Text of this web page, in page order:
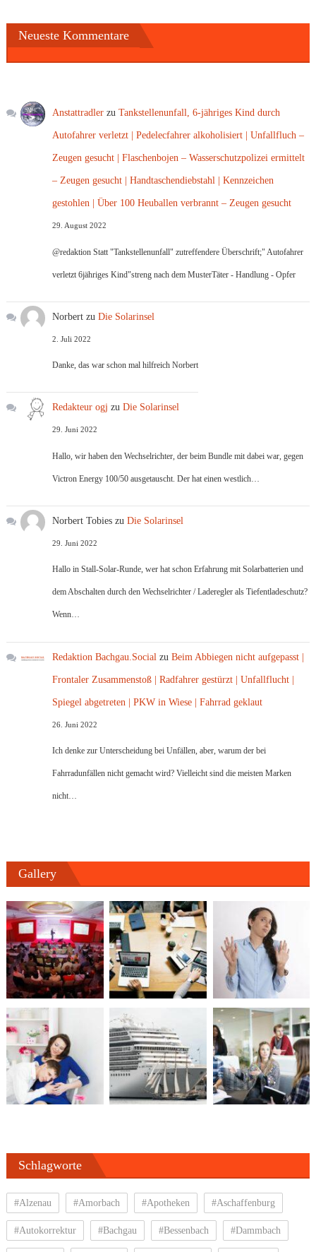
Neueste Kommentare
Anstattradler zuTankstellenunfall, 6-jähriges Kind durch
Autofahrer verletzt | Pedelecfahrer alkoholisiert | Unfallfluch –
Zeugen gesucht | Flaschenbojen – Wasserschutzpolizei ermittelt
– Zeugen gesucht | Handtaschendiebstahl | Kennzeichen
gestohlen | Über 100 Heuballen verbrannt – Zeugen gesucht
29. August 2022
@redaktion Statt "Tankstellenunfall" zutreffendere Überschrift;" Autofahrer
verletzt 6jähriges Kind"streng nach dem MusterTäter - Handlung - Opfer
Norbert zuDie Solarinsel
2. Juli 2022
Danke, das war schon mal hilfreich Norbert
Redakteur ogj zuDie Solarinsel
29. Juni 2022
Hallo, wir haben den Wechselrichter, der beim Bundle mit dabei war, gegen
Victron Energy 100/50 ausgetauscht. Der hat einen westlich…
Norbert Tobies zuDie Solarinsel
29. Juni 2022
Hallo in Stall-Solar-Runde, wer hat schon Erfahrung mit Solarbatterien und
dem Abschalten durch den Wechselrichter / Laderegler als Tiefentladeschutz?
Wenn…
Redaktion Bachgau.Social zuBeim Abbiegen nicht aufgepasst |
Frontaler Zusammenstoß | Radfahrer gestürzt | Unfallflucht |
Spiegel abgetreten | PKW in Wiese | Fahrrad geklaut
26. Juni 2022
Ich denke zur Unterscheidung bei Unfällen, aber, warum der bei
Fahrradunfällen nicht gemacht wird? Vielleicht sind die meisten Marken
nicht…
Gallery
Schlagworte
#Alzenau #Amorbach #Apotheken #Aschaffenburg
#Autokorrektur #Bachgau #Bessenbach #Dammbach